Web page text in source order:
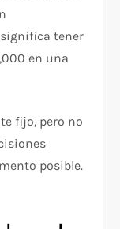
tener
en una
fijo, pero no
posible.